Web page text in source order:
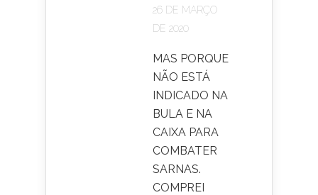
26 DE MARÇO
DE 2020
MAS PORQUE
NÃO ESTÁ
INDICADO NA
BULA E NA
CAIXA PARA
COMBATER
SARNAS.
COMPREI